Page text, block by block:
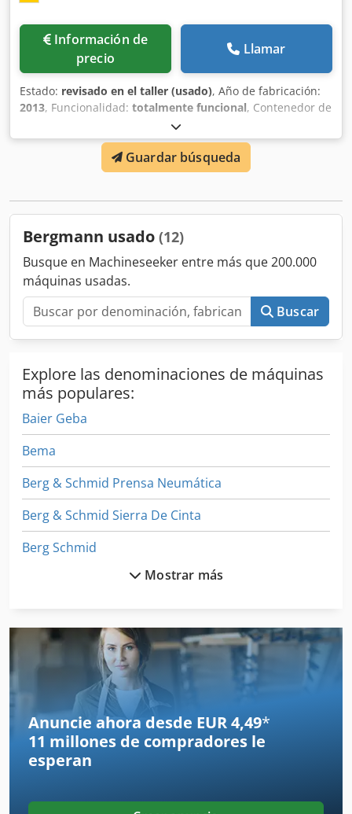
Información de
precio
Llamar
Estado: revisado en el taller (usado), Año de fabricación:
2013, Funcionalidad: totalmente funcional, Contenedor de
prensa para residuos húmedos Bergmann MPB405 SN/10
Chodpfx Alovmwpwsfja para volquetes Volumen utilizable
de 10 cbm revisado, revisado, completamente funcional
Posibilidad de pintar en el color RAL deseado. Estaremos
Guardar búsqueda
Bergmann usado (12)
Busque en Machineseeker entre más que 200.000
máquinas usadas.
Buscar
Explore las denominaciones de máquinas
más populares:
Baier Geba
Bema
Berg & Schmid Prensa Neumática
Berg & Schmid Sierra De Cinta
Berg Schmid
Bergmann Royal 21 S
Bergmann Royal 28 S
Berrenberg
Beyeler
Elumatec Dg 79
Empacadora Horizontal
Mostrar más
Anuncie ahora desde EUR 4,49*
11 millones de compradores le
esperan